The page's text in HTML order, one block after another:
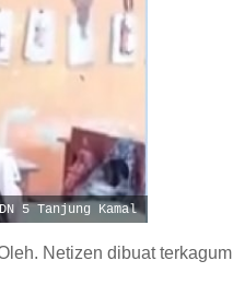
5 Tanjung Kamal
Netizen dibuat terkagum